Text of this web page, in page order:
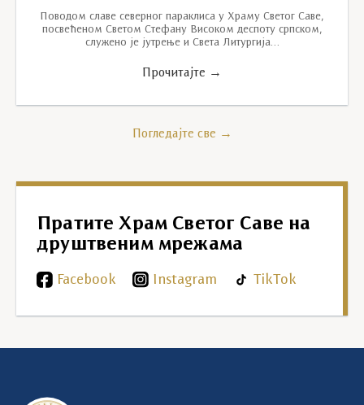
Поводом славе северног параклиса у Храму Светог Саве,
посвећеном Светом Стефану Високом деспоту српском,
служено је јутрење и Света Литургија…
Прочитајте →
Погледајте све →
Пратите Храм Светог Саве на
друштвеним мрежама
Facebook Instagram TikTok